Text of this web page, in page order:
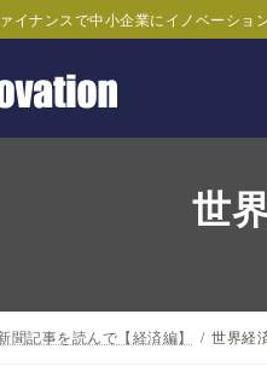
イナンスで中小企業にイノベーショ
世
聞記事を読んで【経済編】 世界経